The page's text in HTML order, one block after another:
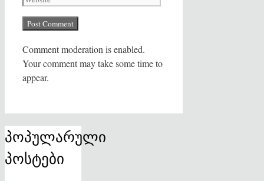
Comment moderation is enabled.
Your comment may take some time to
appear.
პოპულარული
პოსტები